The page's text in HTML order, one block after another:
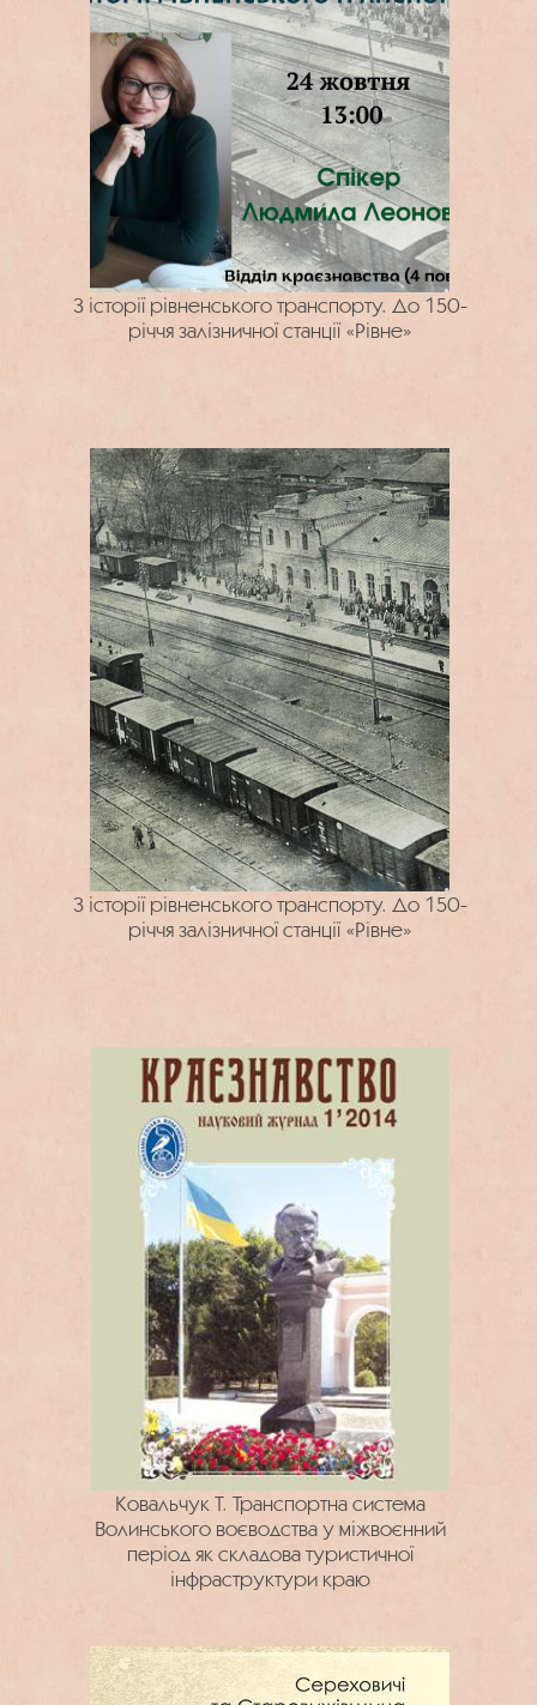
З історії рівненського транспорту. До 150-
річчя залізничної станції «Рівне»
З історії рівненського транспорту. До 150-
річчя залізничної станції «Рівне»
Ковальчук Т. Транспортна система
Волинського воєводства у міжвоєнний
період як складова туристичної
інфраструктури краю